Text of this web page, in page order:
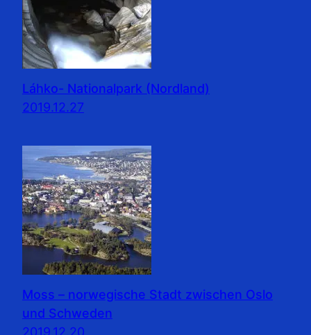
Láhko- Nationalpark (Nordland)
2019.12.27
Moss – norwegische Stadt zwischen Oslo
und Schweden